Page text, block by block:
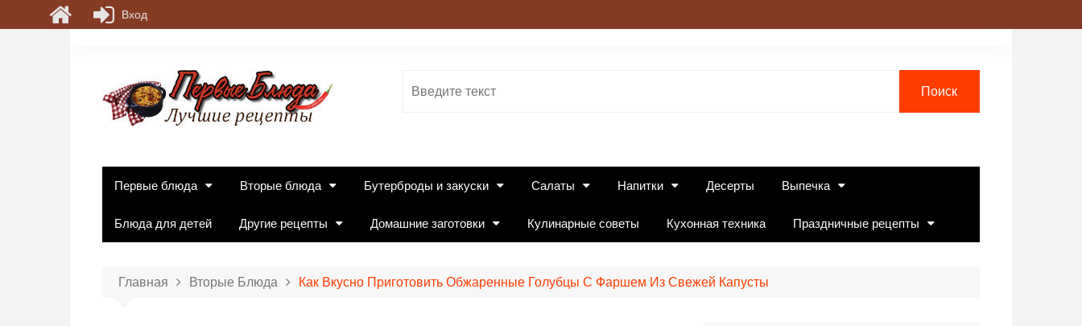
Первые блюда Вторые блюда Бутерброды и закуски Салаты Напитки Десерты Выпечка
Блюда для детей Другие рецепты Домашние заготовки Кулинарные советы Кухонная техника Праздничные рецепты
Главная Вторые Блюда Как Вкусно Приготовить Обжаренные Голубцы С Фаршем Из Свежей Капусты
Вход